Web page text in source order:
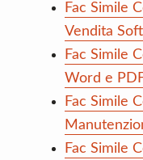
Fac Simile
Vendita
Fac Simile
Word e
Fac Simile
Fac Simile